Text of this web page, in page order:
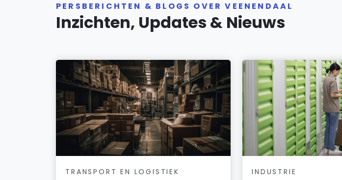
PERSBERICHTEN & BLOGS OVER VEENENDAAL
Inzichten, Updates & Nieuws
TRANSPORT EN LOGISTIEK INDUSTRIE